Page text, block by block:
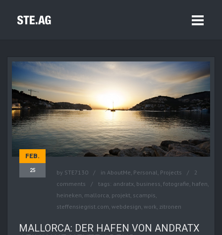
FEB.
25 by STE7130 in AboutMe, Personal, Projects
2
comments
tags: andratx, business, fotografie, hafen,
heineken, mallorca, projekt, scampis,
steffensiegrist.com, webdesign, work, zitronen
MALLORCA: DER HAFEN VON ANDRATX